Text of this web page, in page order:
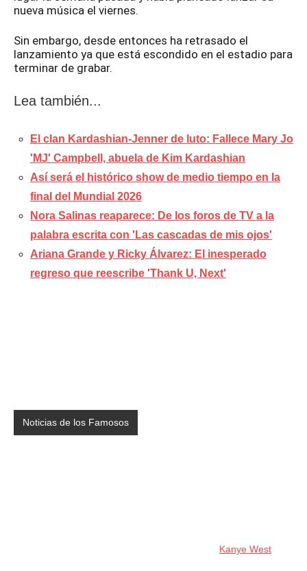
nueva música el viernes.
Sin embargo, desde entonces ha retrasado el
lanzamiento ya que está escondido en el estadio para
terminar de grabar.
Lea también...
El clan Kardashian-Jenner de luto: Fallece Mary Jo
'MJ' Campbell, abuela de Kim Kardashian
Así será el histórico show de medio tiempo en la
final del Mundial 2026
Nora Salinas reaparece: De los foros de TV a la
palabra escrita con 'Las cascadas de mis ojos'
Ariana Grande y Ricky Álvarez: El inesperado
regreso que reescribe 'Thank U, Next'
Noticias de los Famosos
Kanye West